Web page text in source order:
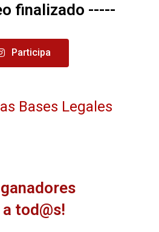
finalizado -----
Participa
Bases Legales
a tod@s!